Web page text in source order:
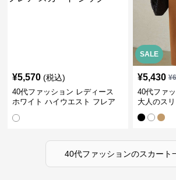
¥5,570 (税込)
40代ファッション レディース
ホワイト ハイウエスト フレア
SALE
¥5,430 ¥
40代ファ
大人のス
40代ファッションのスカート